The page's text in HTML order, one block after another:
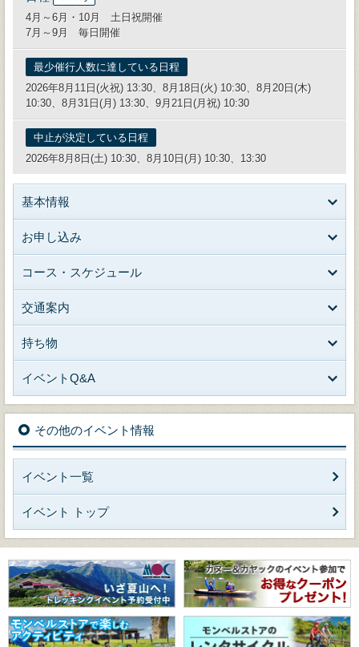
4月～6月・10月 土日祝開催
7月～9月 毎日開催
最少催行人数に達している日程
2026年8月11日(火祝) 13:30、8月18日(火) 10:30、8月20日(木)
10:30、8月31日(月) 13:30、9月21日(月祝) 10:30
中止が決定している日程
2026年8月8日(土) 10:30、8月10日(月) 10:30、13:30
基本情報
お申し込み
コース・スケジュール
交通案内
持ち物
イベントQ&A
その他のイベント情報
イベント一覧
イベント トップ